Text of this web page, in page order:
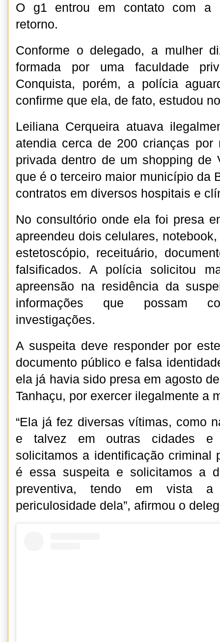
O g1 entrou em contato com a
retorno.
Conforme o delegado, a mulher
formada por uma faculdade
Conquista, porém, a polícia
confirme que ela, de fato, estudou
Leiliana Cerqueira atuava
atendia cerca de 200 crianças
privada dentro de um shopping de
que é o terceiro maior município da
contratos em diversos hospitais e
No consultório onde ela foi presa
apreendeu dois celulares,
estetoscópio, receituário,
falsificados. A polícia solicitou
apreensão na residência da
informações que possam
investigações.
A suspeita deve responder por
documento público e falsa
ela já havia sido presa em agosto
Tanhaçu, por exercer ilegalmente a
“Ela já fez diversas vítimas, como
e talvez em outras cidades e
solicitamos a identificação criminal
é essa suspeita e solicitamos a
preventiva, tendo em vista
periculosidade dela”, afirmou o